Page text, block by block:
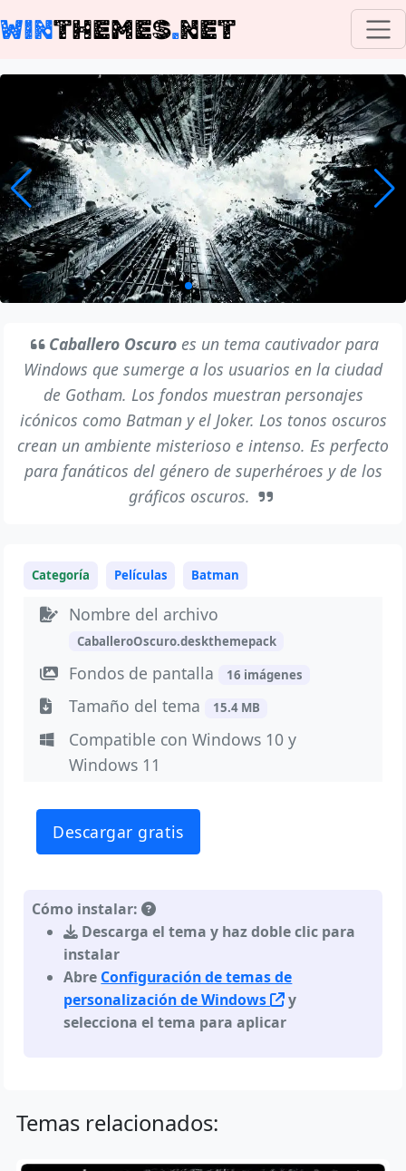
WINTHEMES.NET
Caballero Oscuro es un tema cautivador para
Windows que sumerge a los usuarios en la ciudad
de Gotham. Los fondos muestran personajes
icónicos como Batman y el Joker. Los tonos oscuros
crean un ambiente misterioso e intenso. Es perfecto
para fanáticos del género de superhéroes y de los
gráficos oscuros.
Categoría Películas Batman
Nombre del archivo
CaballeroOscuro.deskthemepack
Fondos de pantalla 16 imágenes
Tamaño del tema 15.4 MB
Compatible con Windows 10 y
Windows 11
Descargar gratis
Cómo instalar:
Descarga el tema y haz doble clic para
instalar
Abre Configuración de temas de
personalización de Windows
y
selecciona el tema para aplicar
Temas relacionados: